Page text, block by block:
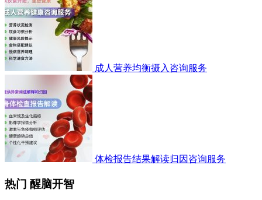
成人营养均衡摄入咨询服务
体检报告结果解读归因咨询服务
热门 醒脑开智